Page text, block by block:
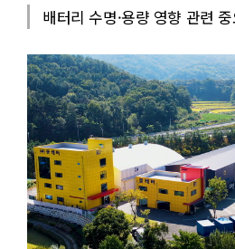
본문 배터리 수명·용량 영향 관련